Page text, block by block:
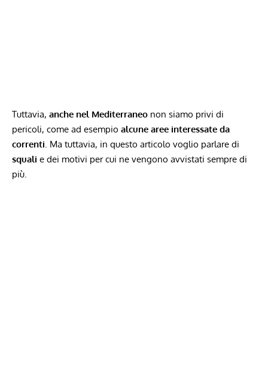
Tuttavia, anche nel Mediterraneo non siamo privi di
pericoli, come ad esempio alcune aree interessate da
correnti. Ma tuttavia, in questo articolo voglio parlare di
squali e dei motivi per cui ne vengono avvistati sempre di
più.